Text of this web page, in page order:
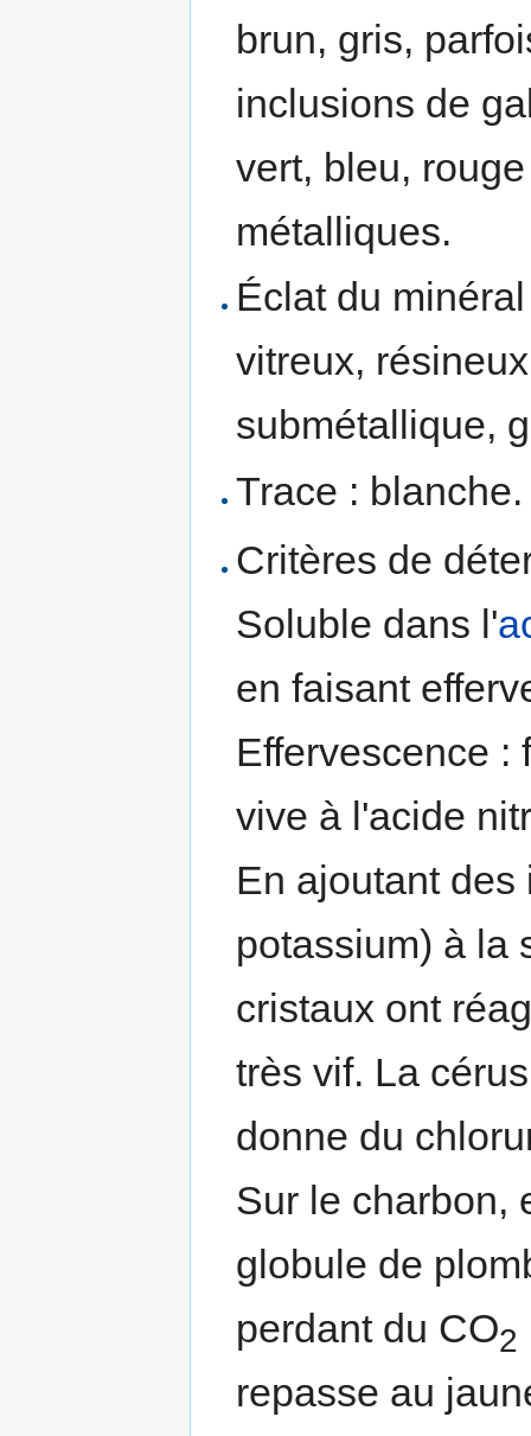
brun, gris,
inclusions de
vert, bleu,
métalliques.
Éclat du
vitreux,
submétallique,
Trace : blanche.
Critères de
Soluble dans l'
en faisant
Effervescence :
vive à l'acide
En ajoutant
potassium) à la
cristaux ont
très vif. La
donne du
Sur le charbon,
globule de
perdant du CO2
repasse au